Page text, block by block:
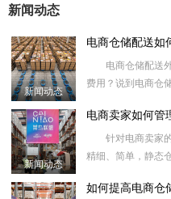
新闻动态
新闻动态
电商仓储配送如
电商仓储配送外
费用？说到电商仓
部分，而消费者
新闻动态
电商卖家如何管
针对电商卖家的
精细、简单，静态
和人工输入，不
如何提高电商仓